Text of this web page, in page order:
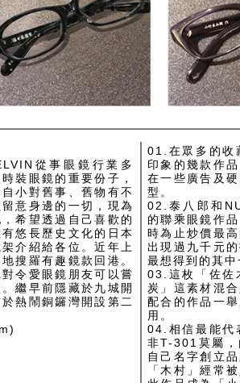
從事眼鏡行業多
裝眼鏡的重要份子，
小對舊事、舊物有不
意身邊的一切，現為
希望透過自己喜歡的
悠長歷史文化的日本
介紹給各位。近年上
搜羅有趣鏡款回港。
令愛眼鏡朋友可以嘗
繼早前隱藏於九城開
熱鬧銅鑼灣開設第二
01.在眾多的收
印象的幾款作
在一些廣告及
型。
02.泰八郎和
的聯乘眼鏡作
時為止炒價最
出現過九千元
最想得到的其中
03.這枚「佐佐
炭」這素材混
配合的作品一
用。
04.相信最能代
非T-301莫屬，
自己名字創立
「木村」經常